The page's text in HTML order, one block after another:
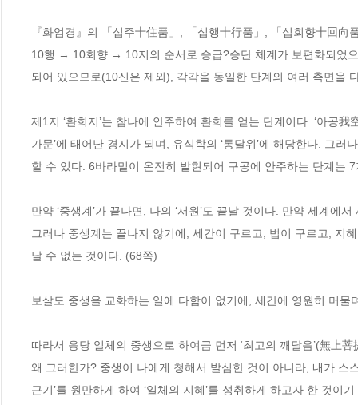
『화엄경』의 「십주十住품」, 「십행十行품」, 「십회향十回
10행 → 10회향 → 10지의 순서로 승급?승단 체계가 보편화되었으
되어 있으므로(10신은 제외), 각각을 동일한 단계의 여러 측면을
제1지 ‘환희지’는 참나에 안주하여 환희를 얻는 단계이다. ‘아공
가문’에 태어난 경지가 되며, 유식학의 ‘통달위’에 해당한다. 그
할 수 있다. 6바라밀이 온전히 발현되어 구공에 안주하는 단계는
만약 ‘중생계’가 끝나면, 나의 ‘서원’도 끝날 것이다. 만약 세계
그러나 중생계는 끝나지 않기에, 세간이 구르고, 법이 구르고, 지
날 수 없는 것이다. (68쪽)
보살도 중생을 교화하는 일에 다함이 없기에, 세간에 영원히 머물
따라서 응당 일체의 중생으로 하여금 먼저 ‘최고의 깨달음’(無上
왜 그러한가? 중생이 나에게 청해서 발심한 것이 아니라, 내가 스
근기’를 원만하게 하여 ‘일체의 지혜’를 성취하게 하고자 한 것이